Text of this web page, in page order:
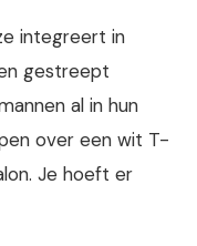
integreert in
gestreept
al in hun
over een wit T-
Je hoeft er